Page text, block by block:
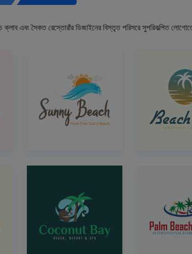
বিচ ক্লাব এবং সৈকত রেস্তোরাঁর ডিজাইনের বিস্তৃত পরিসরে সুপরিকল্পিত